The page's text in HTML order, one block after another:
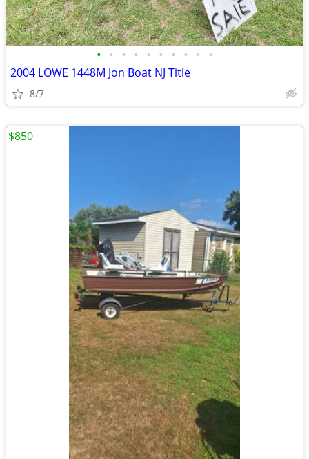
• • • • • • • • • •
2004 LOWE 1448M Jon Boat NJ Title
8/7
$850